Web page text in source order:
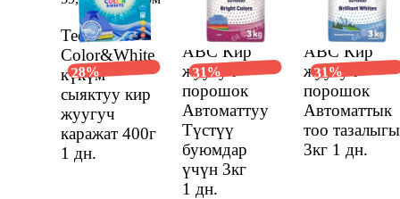
Teon
Color&White
күкүм
сыяктуу кир
жуугуч
каражат 400г
1 дн.
28%
ABC Кир
жуугуч
порошок
Автоматтуу
Түстүү
буюмдар
үчүн 3кг
1 дн.
560 сом
31%
ABC Кир
жуугуч
порошок
Автоматтык
тоо тазалыгы
3кг 1 дн.
560 сом
31%